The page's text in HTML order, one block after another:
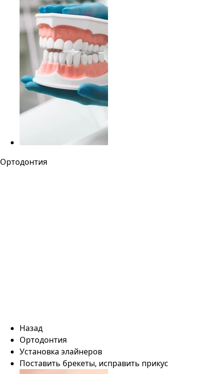
Ортодонтия
Назад
Ортодонтия
Установка элайнеров
Поставить брекеты, исправить прикус